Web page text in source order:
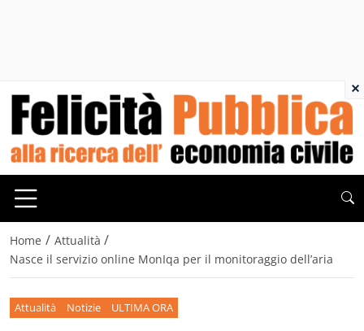
Home / Attualità /
Nasce il servizio online MonIqa per il monitoraggio dell’aria
Attualità Notizie ULTIMA ORA
×